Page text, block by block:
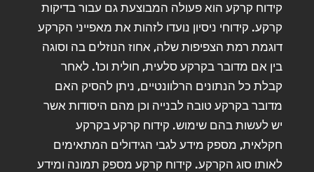
קידוח קרקע הוא פעולה המבוצעת גם עבור בדיקות
קרקע. קידוחי ניסיון נועדו לזהות את מאפייני הקרקע
דוגמת רמת הצפיפות שלה, אחוז הנוזלים בה וסוגה
בין אם מדובר בקרקע סלעית, חולית וכו'. לאחר
קבלת כל הנתונים הרלוונטיים, ניתן להסיק האם
מדובר בקרקע טובה לבנייה וכן מהם היסודות אשר
יש לעשות בהם שימוש. קידוח קרקע בקרקע
חקלאית, מספק מידע לגבי הגידולים המתאימים
לאותו סוג הקרקע. קידוח קרקע מספק תמונה ומידע